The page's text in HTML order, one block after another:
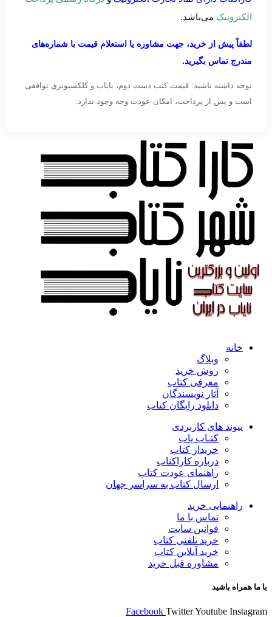
الکترونیک می‌باشد.
لطفاً پیش از خرید، جهت مشاوره یا استعلام قیمت با شماره‌های
مندرج تماس بگیرید.
توجه داشته باشید: قیمت کتب دست دوم، نایاب و کلکسیونری توافقی
است و پس از پرداخت، امکان عودت وجه وجود ندارد.
خانه
وبلاگ
روش خرید
معرفی کتاب
آثار نویسندگان
دانلود رایگان کتاب
پیوند های کاربردی
کتـاب یاب
خریدار کتاب
درباره کاراکتاب
راهنمای عودت کتاب
ارسال کتاب به سراسر جهان
راهنمایی خرید
تماس با ما
قوانین سایت
خرید تلفنی کتاب
خرید آنلاین کتاب
مشاوره قبل خرید
با ما همراه باشید
Facebook TwitterYoutube Instagram